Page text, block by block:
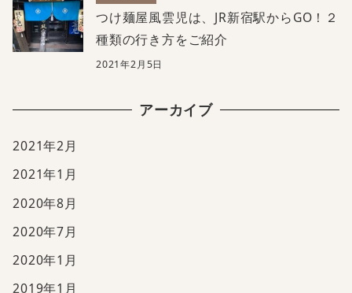
つけ麺屋風雲児は、JR新宿駅からGO！２
種類の行き方をご紹介
2021年2月5日
アーカイブ
2021年2月
2021年1月
2020年8月
2020年7月
2020年1月
2019年1月